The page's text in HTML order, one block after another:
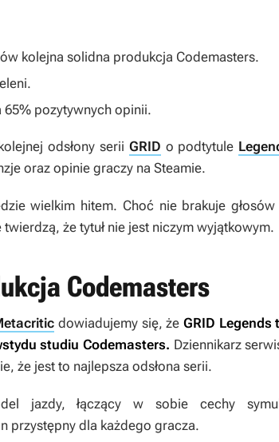
kolejna solidna produkcja Codemasters.
65% pozytywnych opinii.
odsłony serii GRID o podtytule
oraz opinie graczy na Steamie.
wielkim hitem. Choć nie brakuje
że tytuł nie jest niczym wyjątkowym.
Codemasters
dowiadujemy się, żeGRID Legends
studiu Codemasters. Dziennikarz
że jest to najlepsza odsłona serii.
jazdy, łączący w sobie cechy
przystępny dla każdego gracza.